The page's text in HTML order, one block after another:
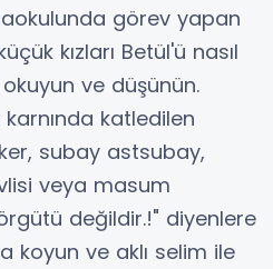
görev yapan
kızları Betül'ü nasıl
ve düşünün.
katledilen
subay astsubay,
veya masum
değildir.!" diyenlere
koyun ve aklı selim ile